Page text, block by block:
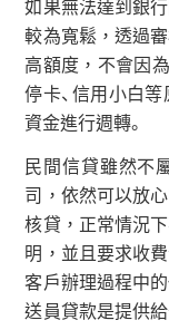
如果無法達到銀
較為寬鬆，透過
高額度，不會因為
停卡、信用小白
資金進行週轉。
民間信貸雖然不
司，依然可以放
核貸，正常情況
明，並且要求收
客戶辦理過程中
送員貸款是提供